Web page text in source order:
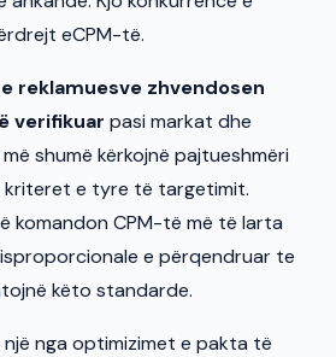
eCPM-të.
reklamuesve zhvendosen
verifikuar pasi markat dhe
shumë kërkojnë pajtueshmëri
e tyre të targetimit.
komandon CPM-të më të larta
e përqendruar te
këto standarde.
nga optimizimet e pakta të